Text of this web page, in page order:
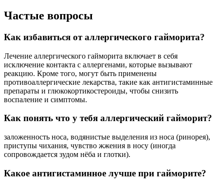
Частые вопросы
Как избавиться от аллергического гайморита?
Лечение аллергического гайморита включает в себя
исключение контакта с аллергенами, которые вызывают
реакцию. Кроме того, могут быть применены
противоаллергические лекарства, такие как антигистаминные
препараты и глюкокортикостероиды, чтобы снизить
воспаление и симптомы.
Как понять что у тебя аллергический гайморит?
заложенность носа, водянистые выделения из носа (ринорея),
приступы чихания, чувство жжения в носу (иногда
сопровождается зудом нёба и глотки).
Какое антигистаминное лучше при гайморите?